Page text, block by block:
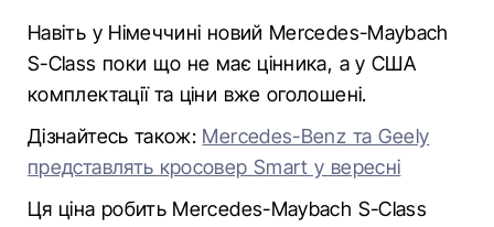
Навіть у Німеччині новий Mercedes-Maybach
S-Class поки що не має цінника, а у США
комплектації та ціни вже оголошені.
Дізнайтесь також: Mercedes-Benz та Geely
представлять кросовер Smart у вересні
Ця ціна робить Mercedes-Maybach S-Class